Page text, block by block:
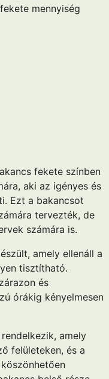
mennyiség
fekete színben
aki az igényes és
Ezt a bakancsot
tervezték, de
számára is.
amely ellenáll a
tisztítható.
és
órákig kényelmesen
amely
felületeken, és a